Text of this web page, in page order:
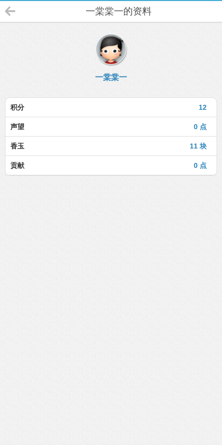
一棠棠一的资料
一棠棠一
12
积分
0 点
声望
11 块
香玉
0 点
贡献